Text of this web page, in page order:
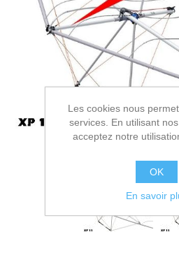
Les cookies nous
services. En utilisant
acceptez notre
OK
En savoir